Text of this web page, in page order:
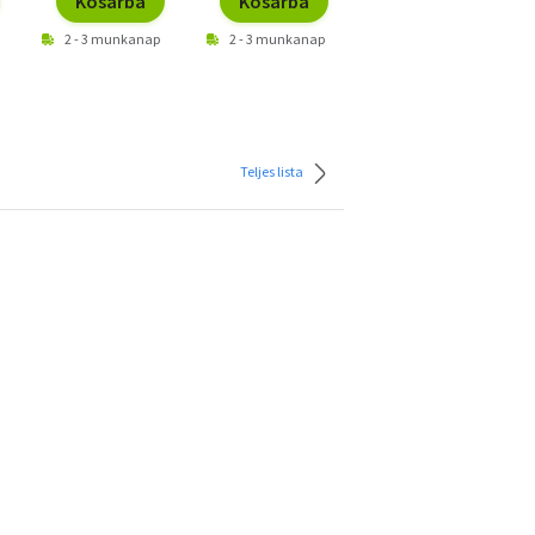
2 - 3 munkanap 2 - 3 munkanap
Teljes lista